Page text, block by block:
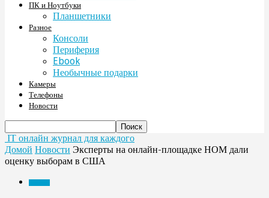
ПК и Ноутбуки
Планшетники
Разное
Консоли
Периферия
Ebook
Необычные подарки
Камеры
Телефоны
Новости
IT онлайн журнал для каждого
Домой Новости Эксперты на онлайн-площадке НОМ дали
оценку выборам в США